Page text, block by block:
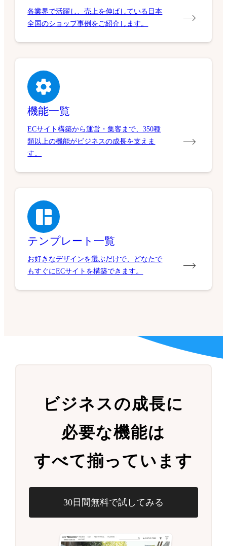
各業界で活躍し、売上を伸ばしている日本
全国のショップ事例をご紹介します。
機能一覧
ECサイト構築から運営・集客まで、350種
類以上の機能がビジネスの成長を支えま
す。
テンプレート一覧
お好きなデザインを選ぶだけで、どなたで
もすぐにECサイトを構築できます。
ビジネスの成長に
必要な機能は
すべて揃っています
30日間無料で試してみる